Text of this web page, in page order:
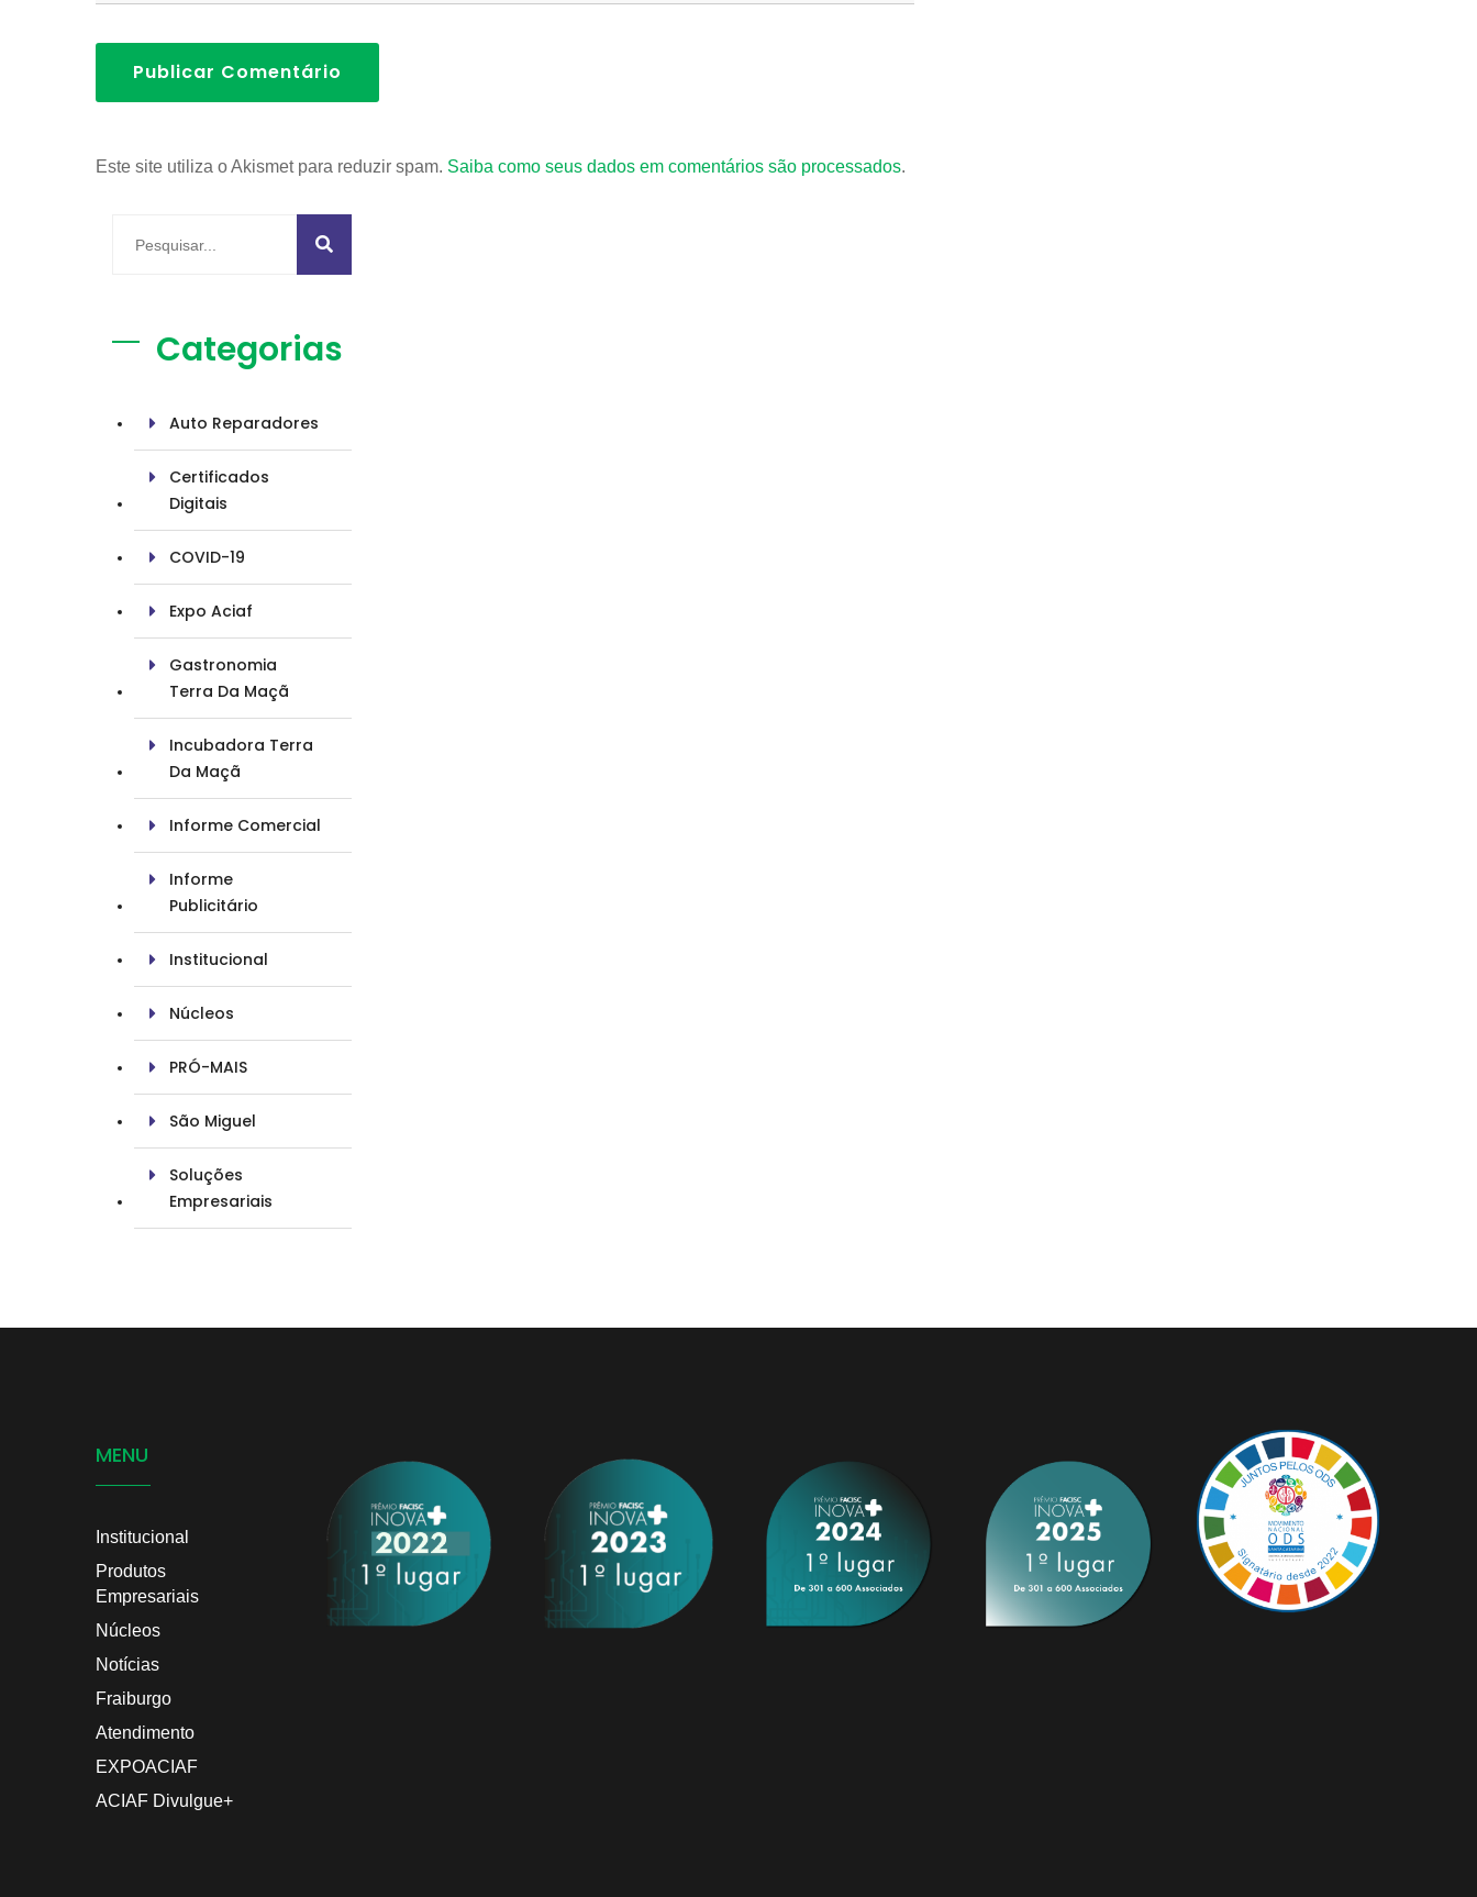
Publicar Comentário
Este site utiliza o Akismet para reduzir spam. Saiba como seus dados em comentários são processados.
Categorias
Auto Reparadores
Certificados
Digitais
COVID-19
Expo Aciaf
Gastronomia
Terra Da Maçã
Incubadora Terra
Da Maçã
Informe Comercial
Informe
Publicitário
Institucional
Núcleos
PRÓ-MAIS
São Miguel
Soluções
Empresariais
MENU
Institucional
Produtos
Empresariais
Núcleos
Notícias
Fraiburgo
Atendimento
EXPOACIAF
ACIAF Divulgue+